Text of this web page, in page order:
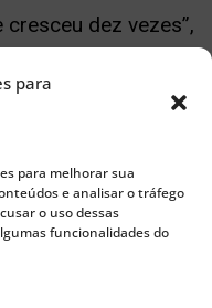
para
para melhorar sua
e analisar o tráfego
o uso dessas
funcionalidades do
dez vezes”,
apresenta erros.
Binance no Brasil